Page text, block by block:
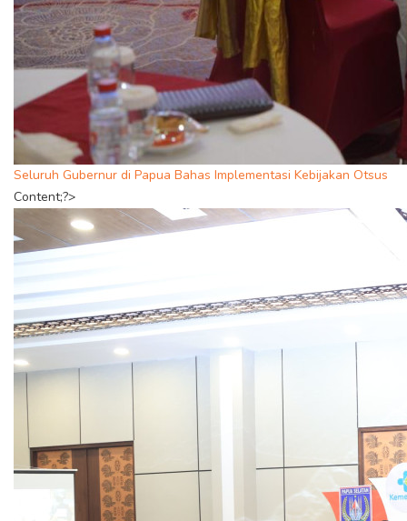
Seluruh Gubernur di Papua Bahas Implementasi Kebijakan Otsus
Content;?>